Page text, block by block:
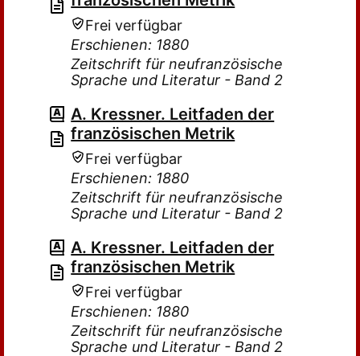
Frei verfügbar
Erschienen: 1880
Zeitschrift für neufranzösische
Sprache und Literatur - Band 2
A. Kressner. Leitfaden der
französischen Metrik
Frei verfügbar
Erschienen: 1880
Zeitschrift für neufranzösische
Sprache und Literatur - Band 2
A. Kressner. Leitfaden der
französischen Metrik
Frei verfügbar
Erschienen: 1880
Zeitschrift für neufranzösische
Sprache und Literatur - Band 2